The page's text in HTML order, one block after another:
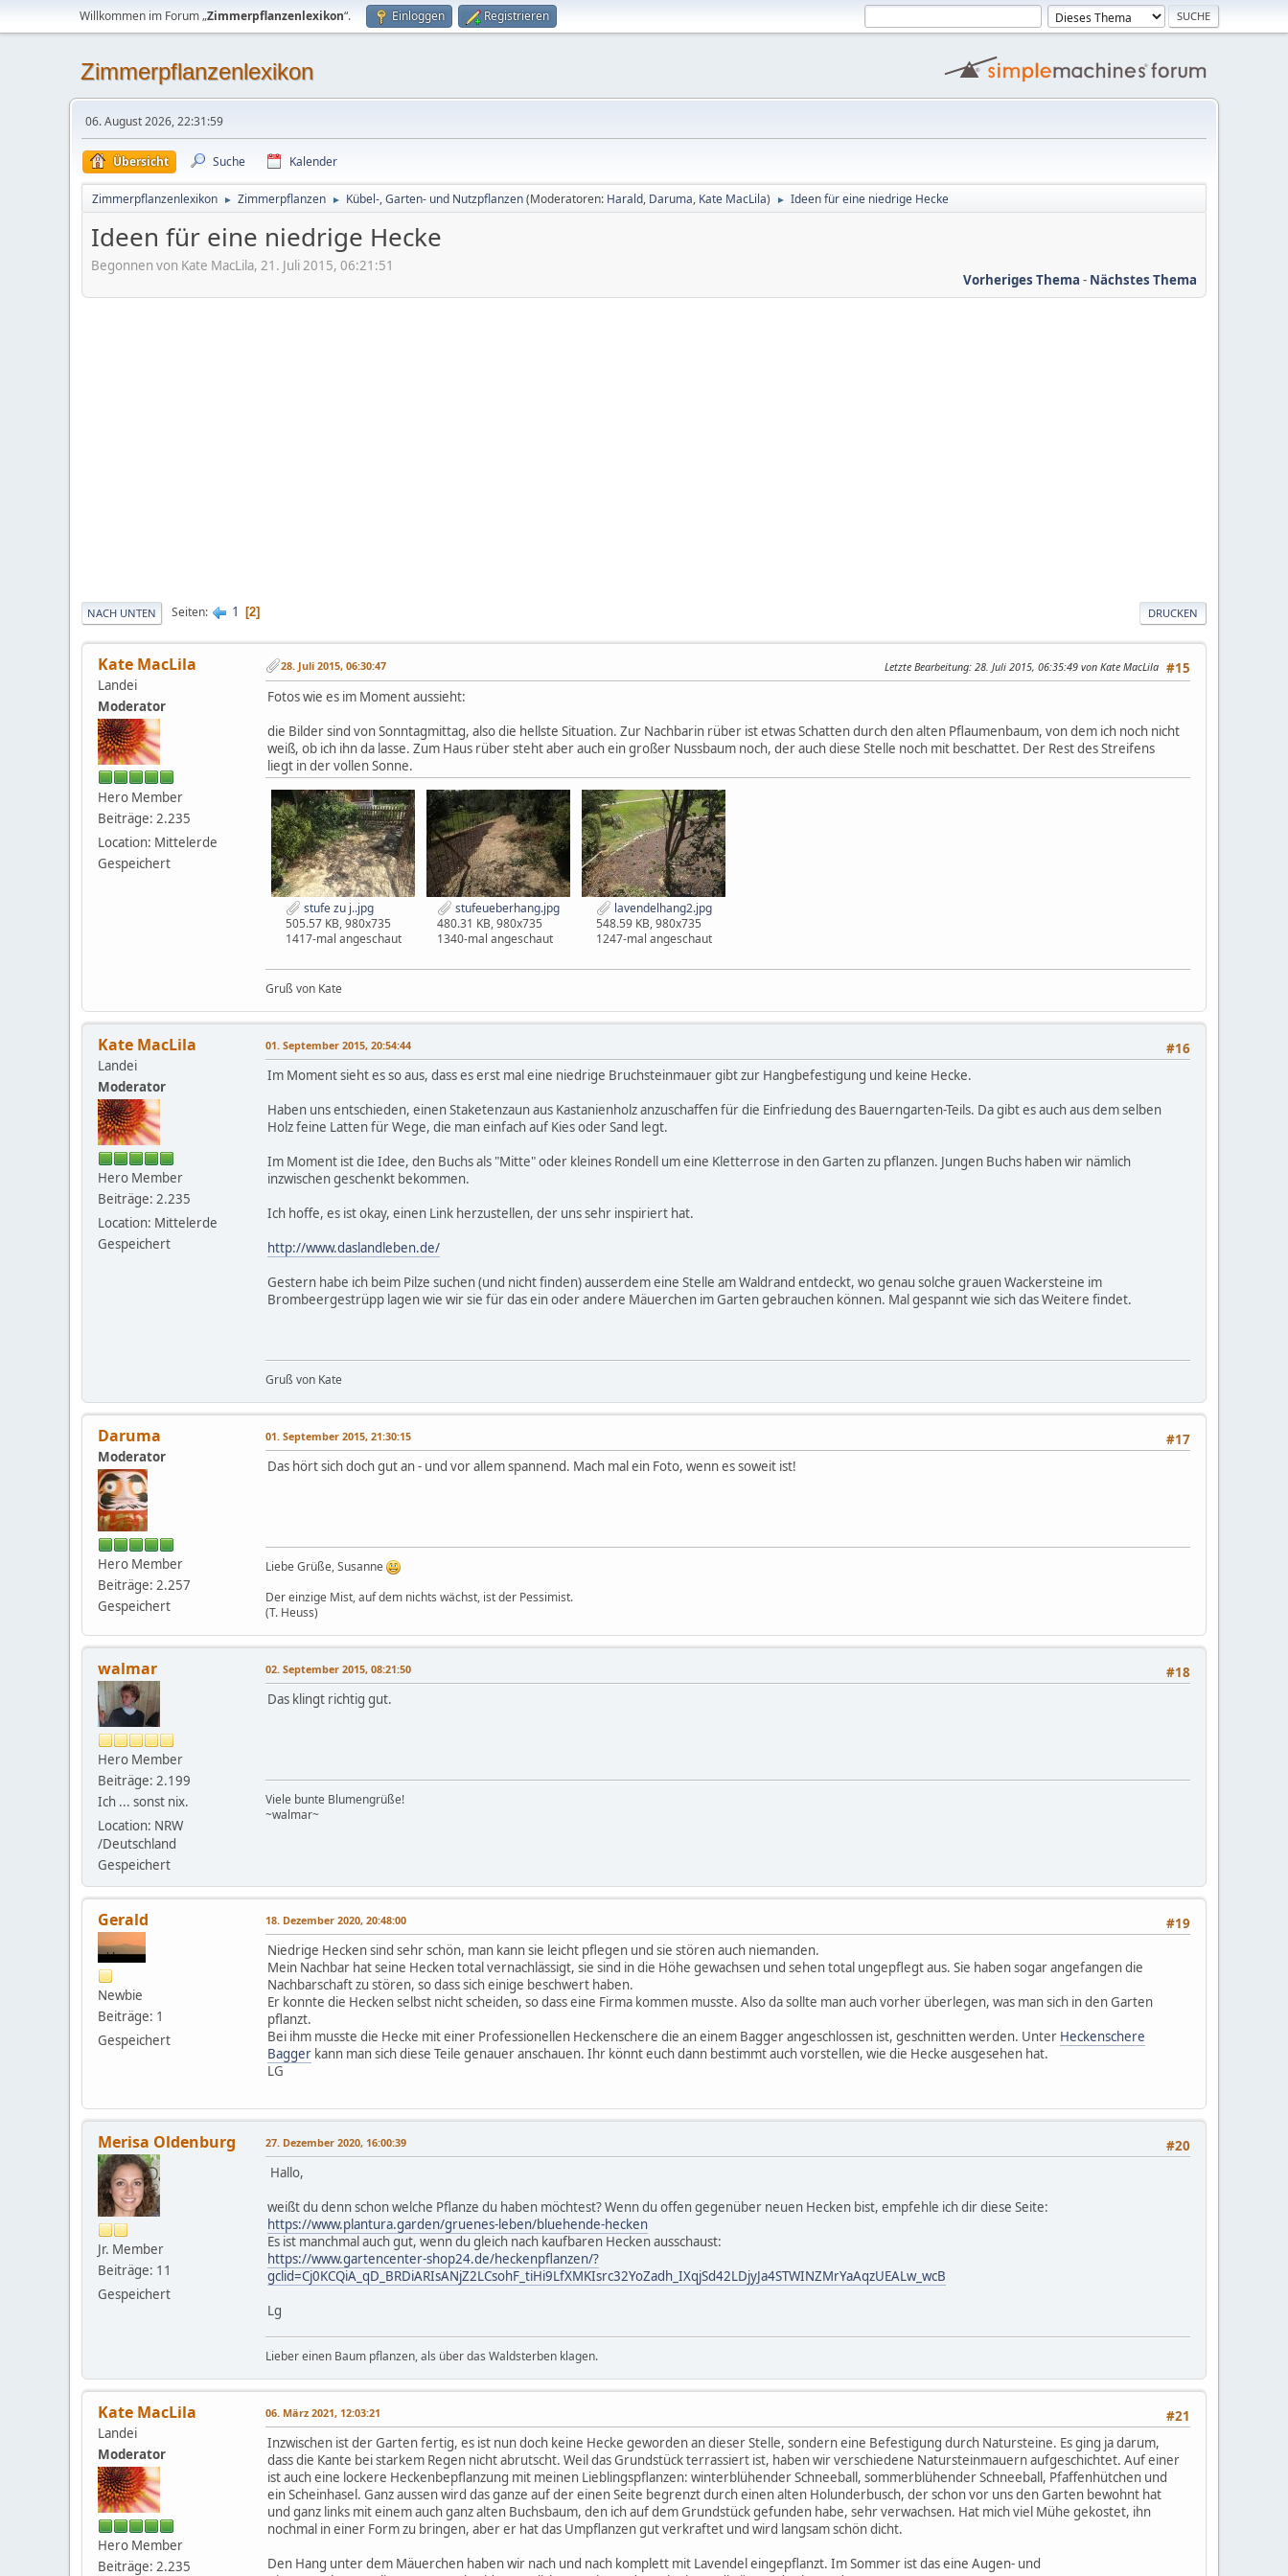
Willkommen im Forum „Zimmerpflanzenlexikon“. Einloggen Registrieren
Zimmerpflanzenlexikon
06. August 2026, 22:31:59
Übersicht Suche Kalender
Zimmerpflanzenlexikon ► Zimmerpflanzen ► Kübel-, Garten- und Nutzpflanzen(Moderatoren: Harald, Daruma, Kate MacLila) ► Ideen für eine niedrige Hecke
Ideen für eine niedrige Hecke
Begonnen von Kate MacLila, 21. Juli 2015, 06:21:51
Vorheriges Thema - Nächstes Thema
DRUCKEN
NACH UNTEN Seiten 1 2
Kate MacLila
Landei
Moderator
Hero Member
Beiträge: 2.235
Location: Mittelerde
Gespeichert
#15
28. Juli 2015, 06:30:47 Letzte Bearbeitung: 28. Juli 2015, 06:35:49 von Kate MacLila
Fotos wie es im Moment aussieht:
die Bilder sind von Sonntagmittag, also die hellste Situation. Zur Nachbarin rüber ist etwas Schatten durch den alten Pflaumenbaum, von dem ich noch nicht
weiß, ob ich ihn da lasse. Zum Haus rüber steht aber auch ein großer Nussbaum noch, der auch diese Stelle noch mit beschattet. Der Rest des Streifens
liegt in der vollen Sonne.
stufe zu j..jpg
505.57 KB, 980x735
1417-mal angeschaut
stufeueberhang.jpg
480.31 KB, 980x735
1340-mal angeschaut
lavendelhang2.jpg
548.59 KB, 980x735
1247-mal angeschaut
Gruß von Kate
Kate MacLila
Landei
Moderator
Hero Member
Beiträge: 2.235
Location: Mittelerde
Gespeichert
#16
01. September 2015, 20:54:44
Im Moment sieht es so aus, dass es erst mal eine niedrige Bruchsteinmauer gibt zur Hangbefestigung und keine Hecke.
Haben uns entschieden, einen Staketenzaun aus Kastanienholz anzuschaffen für die Einfriedung des Bauerngarten-Teils. Da gibt es auch aus dem selben
Holz feine Latten für Wege, die man einfach auf Kies oder Sand legt.
Im Moment ist die Idee, den Buchs als "Mitte" oder kleines Rondell um eine Kletterrose in den Garten zu pflanzen. Jungen Buchs haben wir nämlich
inzwischen geschenkt bekommen.
Ich hoffe, es ist okay, einen Link herzustellen, der uns sehr inspiriert hat.
http://www.daslandleben.de/
Gestern habe ich beim Pilze suchen (und nicht finden) ausserdem eine Stelle am Waldrand entdeckt, wo genau solche grauen Wackersteine im
Brombeergestrüpp lagen wie wir sie für das ein oder andere Mäuerchen im Garten gebrauchen können. Mal gespannt wie sich das Weitere findet.
Gruß von Kate
Daruma
Moderator
Hero Member
Beiträge: 2.257
Gespeichert
#17
01. September 2015, 21:30:15
Das hört sich doch gut an - und vor allem spannend. Mach mal ein Foto, wenn es soweit ist!
Liebe Grüße, Susanne
Der einzige Mist, auf dem nichts wächst, ist der Pessimist.
(T. Heuss)
walmar
Hero Member
Beiträge: 2.199
Ich ... sonst nix.
Location: NRW
/Deutschland
Gespeichert
#18
02. September 2015, 08:21:50
Das klingt richtig gut.
Viele bunte Blumengrüße!
~walmar~
Gerald
Newbie
Beiträge: 1
Gespeichert
#19
18. Dezember 2020, 20:48:00
Niedrige Hecken sind sehr schön, man kann sie leicht pflegen und sie stören auch niemanden.
Mein Nachbar hat seine Hecken total vernachlässigt, sie sind in die Höhe gewachsen und sehen total ungepflegt aus. Sie haben sogar angefangen die
Nachbarschaft zu stören, so dass sich einige beschwert haben.
Er konnte die Hecken selbst nicht scheiden, so dass eine Firma kommen musste. Also da sollte man auch vorher überlegen, was man sich in den Garten
pflanzt.
Bei ihm musste die Hecke mit einer Professionellen Heckenschere die an einem Bagger angeschlossen ist, geschnitten werden. Unter Heckenschere
Bagger kann man sich diese Teile genauer anschauen. Ihr könnt euch dann bestimmt auch vorstellen, wie die Hecke ausgesehen hat.
LG
Merisa Oldenburg
Jr. Member
Beiträge: 11
Gespeichert
#20
27. Dezember 2020, 16:00:39
Hallo,
weißt du denn schon welche Pflanze du haben möchtest? Wenn du offen gegenüber neuen Hecken bist, empfehle ich dir diese Seite:
https://www.plantura.garden/gruenes-leben/bluehende-hecken
Es ist manchmal auch gut, wenn du gleich nach kaufbaren Hecken ausschaust:
https://www.gartencenter-shop24.de/heckenpflanzen/?
gclid=Cj0KCQiA_qD_BRDiARIsANjZ2LCsohF_tiHi9LfXMKIsrc32YoZadh_IXqjSd42LDjyJa4STWINZMrYaAqzUEALw_wcB
Lg
Lieber einen Baum pflanzen, als über das Waldsterben klagen.
Kate MacLila
Landei
Moderator
Hero Member
Beiträge: 2.235
#21
06. März 2021, 12:03:21
Inzwischen ist der Garten fertig, es ist nun doch keine Hecke geworden an dieser Stelle, sondern eine Befestigung durch Natursteine. Es ging ja darum,
dass die Kante bei starkem Regen nicht abrutscht. Weil das Grundstück terrassiert ist, haben wir verschiedene Natursteinmauern aufgeschichtet. Auf einer
ist auch eine lockere Heckenbepflanzung mit meinen Lieblingspflanzen: winterblühender Schneeball, sommerblühender Schneeball, Pfaffenhütchen und
ein Scheinhasel. Ganz aussen wird das ganze auf der einen Seite begrenzt durch einen alten Holunderbusch, der schon vor uns den Garten bewohnt hat
und ganz links mit einem auch ganz alten Buchsbaum, den ich auf dem Grundstück gefunden habe, sehr verwachsen. Hat mich viel Mühe gekostet, ihn
nochmal in einer Form zu bringen, aber er hat das Umpflanzen gut verkraftet und wird langsam schön dicht.
Den Hang unter dem Mäuerchen haben wir nach und nach komplett mit Lavendel eingepflanzt. Im Sommer ist das eine Augen- und